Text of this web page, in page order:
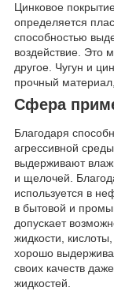
Цинковое
определяется
способностью
воздействие. Это
другое. Чугун и
прочный
Сфера
Благодаря
агрессивной
выдерживают
и щелочей.
используется в
в бытовой и
допускает
жидкости,
хорошо
своих качеств
жидкостей.